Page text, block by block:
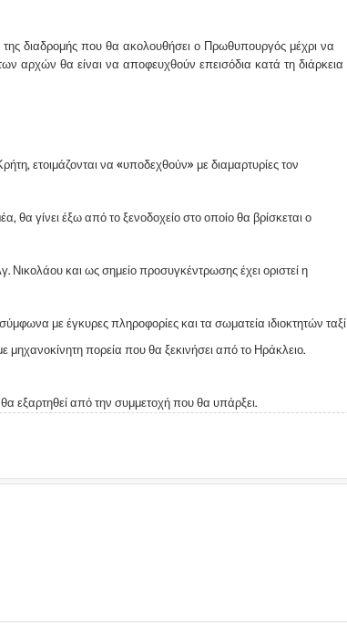
διαδρομής που θα ακολουθήσει ο Πρωθυπουργός μέχρι να
αρχών θα είναι να αποφευχθούν επεισόδια κατά τη διάρκεια
ετοιμάζονται να «υποδεχθούν» με διαμαρτυρίες τον
θα γίνει έξω από το ξενοδοχείο στο οποίο θα βρίσκεται ο
και ως σημείο προσυγκέντρωσης έχει οριστεί η
με έγκυρες πληροφορίες και τα σωματεία ιδιοκτητών ταξί
πορεία που θα ξεκινήσει από το Ηράκλειο.
εξαρτηθεί από την συμμετοχή που θα υπάρξει.